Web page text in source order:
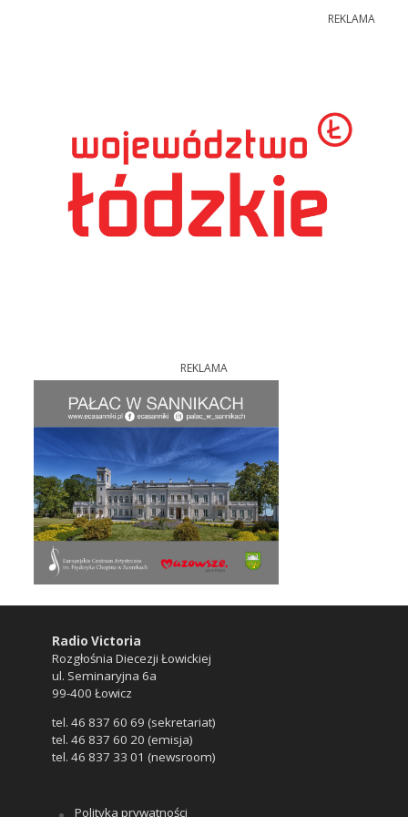
REKLAMA
REKLAMA
Radio Victoria
Rozgłośnia Diecezji Łowickiej
ul. Seminaryjna 6a
99-400 Łowicz
tel. 46 837 60 69 (sekretariat)
tel. 46 837 60 20 (emisja)
tel. 46 837 33 01 (newsroom)
Polityka prywatności